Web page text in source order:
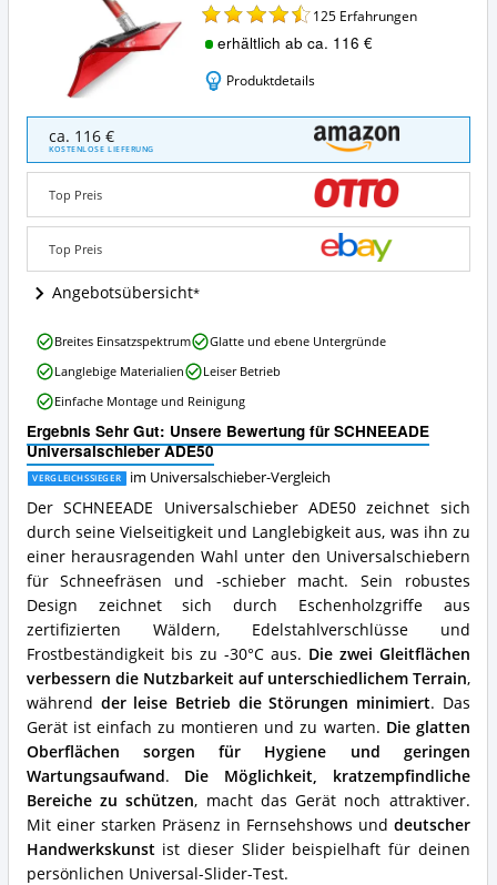
125 Erfahrungen
erhältlich ab ca. 116 €
Produktdetails
SCHNEEADE
Universalschieber
ADE50
Angebote:
ist
dieser
Universalschieber
erhältlich?
ca. 116 €
KOSTENLOSE LIEFERUNG
Top Preis
Top Preis
Angebotsübersicht
Ergebnis Sehr Gut: Unsere Bewertung für SCHNEEADE
Universalschieber ADE50
VERGLEICHSSIEGER im Universalschieber-Vergleich
Der SCHNEEADE Universalschieber ADE50 zeichnet sich
durch seine Vielseitigkeit und Langlebigkeit aus, was ihn zu
einer herausragenden Wahl unter den Universalschiebern
für Schneefräsen und -schieber macht. Sein robustes
Design zeichnet sich durch Eschenholzgriffe aus
zertifizierten Wäldern, Edelstahlverschlüsse und
Frostbeständigkeit bis zu -30°C aus. Die zwei Gleitflächen
verbessern die Nutzbarkeit auf unterschiedlichem Terrain,
während der leise Betrieb die Störungen minimiert. Das
Gerät ist einfach zu montieren und zu warten. Die glatten
Oberflächen sorgen für Hygiene und geringen
Wartungsaufwand. Die Möglichkeit, kratzempfindliche
Bereiche zu schützen, macht das Gerät noch attraktiver.
Mit einer starken Präsenz in Fernsehshows und deutscher
Handwerkskunstist dieser Slider beispielhaft für deinen
persönlichen Universal-Slider-Test.
SCHNEEADE
Universalschieber
ADE50
Vorteile:
Was
spricht
für
diesen
Universalschieber?
Breites Einsatzspektrum
Glatte und ebene Untergründe
Langlebige Materialien
Leiser Betrieb
Einfache Montage und Reinigung